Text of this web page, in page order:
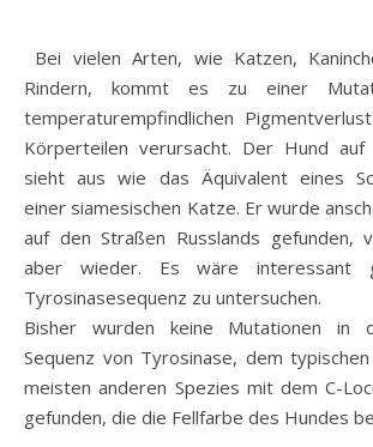
Bei vielen Arten, wie Katzen,
Rindern, kommt es zu einer
temperaturempfindlichen
Körperteilen verursacht. Der Hund
sieht aus wie das Äquivalent eines
einer siamesischen Katze. Er wurde
auf den Straßen Russlands gefunden,
aber wieder. Es wäre interessant
Tyrosinasesequenz zu untersuchen.
Bisher wurden keine Mutationen in
Sequenz von Tyrosinase, dem
meisten anderen Spezies mit dem C-
gefunden, die die Fellfarbe des Hundes